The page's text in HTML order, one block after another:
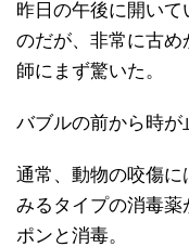
昨日の午後に開い
のだが、非常に古
師にまず驚いた。
バブルの前から時が
通常、動物の咬傷
みるタイプの消毒
ポンと消毒。